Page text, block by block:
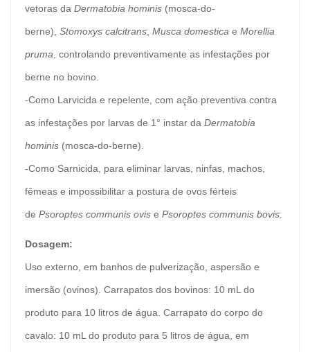
vetoras da Dermatobia hominis (mosca-do-
berne), Stomoxys calcitrans Musca domestica e Morellia
pruma , controlando preventivamente as infestações por
berne no bovino.
-Como Larvicida e repelente, com ação preventiva contra
as infestações por larvas de 1° instar da Dermatobia
hominis (mosca-do-berne).
-Como Sarnicida, para eliminar larvas, ninfas, machos,
fêmeas e impossibilitar a postura de ovos férteis
de Psoroptes communis ovis e Psoroptes communis bovis
Dosagem:
Uso externo, em banhos de pulverização, aspersão e
imersão (ovinos). Carrapatos dos bovinos: 10 mL do
produto para 10 litros de água. Carrapato do corpo do
cavalo: 10 mL do produto para 5 litros de água, em